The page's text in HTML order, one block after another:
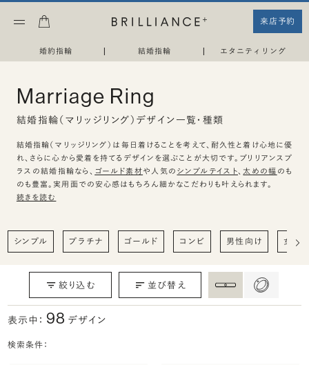
来店予約
婚約指輪 | 結婚指輪 | エタニティリング
Marriage Ring
結婚指輪（マリッジリング）デザイン一覧・種類
結婚指輪（マリッジリング）は毎日着けることを考えて、耐久性と着け心地に優
れ、さらに心から愛着を持てるデザインを選ぶことが大切です。ブリリアンスプ
ラスの結婚指輪なら、 ゴールド素材や人気の シンプルテイスト、 太めの幅 のも
のも豊富。実用面での安心感はもちろん細かなこだわりも叶えられます。
続きを読む
シンプル プラチナ ゴールド コンビ 男性向け 女性
絞り込む 並び替え
表示中： 98 デザイン
検索条件：